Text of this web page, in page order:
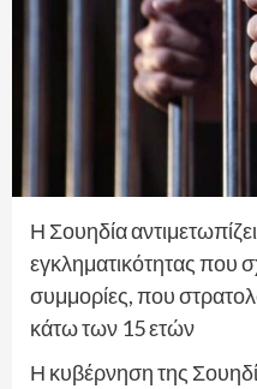
Η Σουηδία
εγκληματικότητας που
συμμορίες, που
κάτω των 15 ετών
Η κυβέρνηση της